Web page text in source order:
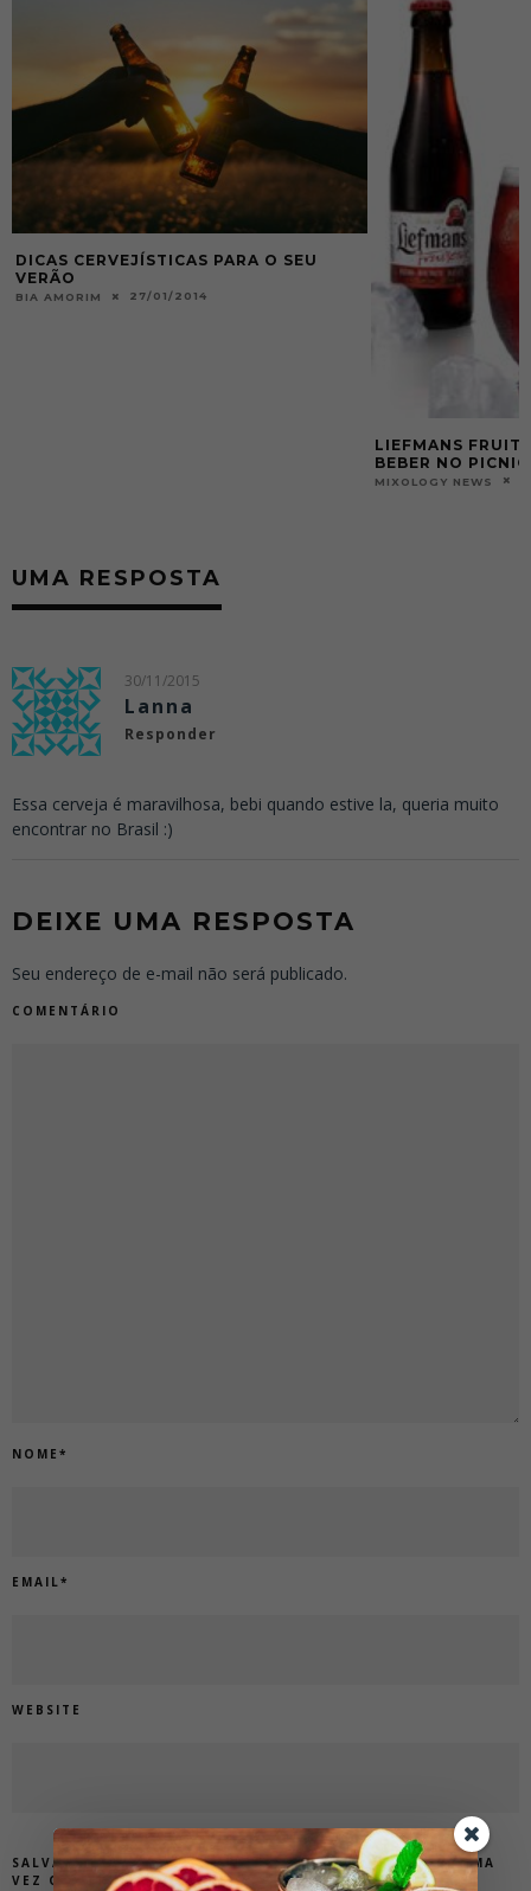
DICAS CERVEJÍSTICAS PARA O SEU
VERÃO
BIA AMORIM 27/01/2014
LIEFMANS
BEBER NO PICNIC
MIXOLOGY NEWS
UMA RESPOSTA
30/11/2015
Lanna
Responder
Essa cerveja é maravilhosa, bebi quando estive la, queria muito
encontrar no Brasil :)
DEIXE UMA RESPOSTA
Seu endereço de e-mail não será publicado.
COMENTÁRIO
NOME *
EMAIL*
WEBSITE
SALVAR MEUS DADOS NESTE NAVEGADOR PARA A PRÓXIMA
VEZ QUE EU COMENTAR.